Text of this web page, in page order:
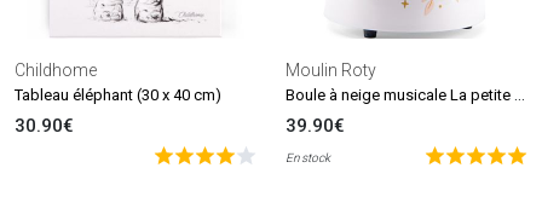
Childhome
Tableau éléphant (30 x 40 cm)
30.90€
Moulin Roty
Boule à neige musicale La petite école de danse
39.90€
En stock